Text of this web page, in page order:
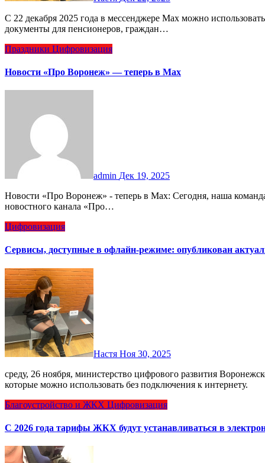
С 22 декабря 2025 года в мессенджере Max можно использовать цифровые удостоверения, заменяющие бумажные
документы для пенсионеров, граждан…
Праздники Цифровизация
Новости «Про Воронеж» — теперь в Max
admin Дек 19, 2025
Новости «Про Воронеж» - теперь в Max: Сегодня, наша команда отметила замечательное событие — запуск
новостного канала «Про…
Цифровизация
Сервисы, доступные в офлайн‑режиме: опубликован
Настя Ноя 30, 2025
среду, 26 ноября, министерство цифрового развития Воронежской области представило список онлайн‑сервисы,
которые можно использовать без подключения к интернету.
Благоустройство и ЖКХ Цифровизация
С 2026 года тарифы ЖКХ будут устанавливаться в